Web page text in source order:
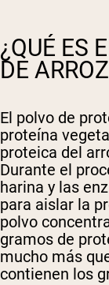
¿QUÉ ES
DE
El polvo de
proteína
proteica del
Durante el
harina y las
para aislar la
polvo
gramos de
mucho más
contienen los